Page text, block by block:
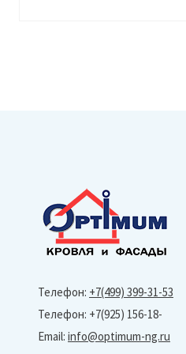
Телефон: +7(499) 399-31-53
Телефон: +7(925) 156-18-
Email: info@optimum-ng.ru